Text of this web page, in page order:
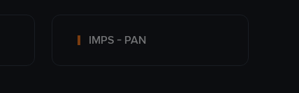
IMPS - PAN